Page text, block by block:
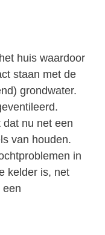
huis waardoor
staan met de
grondwater.
nu net een
van houden.
in
kelder is, net
een